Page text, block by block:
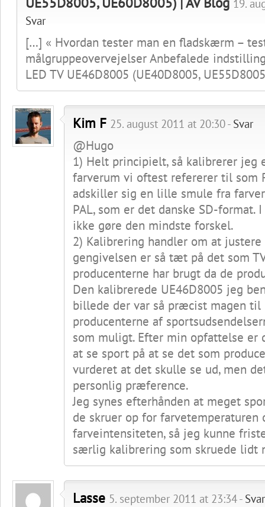
19.
Svar
[…] « Hvordan tester man en fladskærm –
målgruppeovervejelser Anbefalede
LED TV UE46D8005 (UE40D8005,
Kim F 25. august 2011 at 20:30 - Svar
@Hugo
1) Helt principielt, så kalibrerer jeg
farverum vi oftest refererer til som
adskiller sig en lille smule fra
PAL, som er det danske SD-format.
ikke gøre den mindste forskel.
2) Kalibrering handler om at
gengivelsen er så tæt på det som
producenterne har brugt da de
Den kalibrerede UE46D8005 jeg
billede der var så præcist magen
producenterne af
som muligt. Efter min opfattelse er
at se sport på at se det som
vurderet at det skulle se ud, men
personlig præference.
Jeg synes efterhånden at meget
de skruer op for farvetemperaturen
farveintensiteten, så jeg kunne
særlig kalibrering som skruede lidt
Lasse 5. september 2011 at 23:34 - Svar